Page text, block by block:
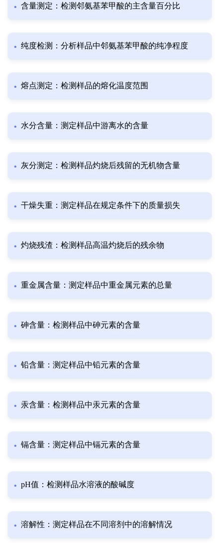
含量测定：检测邻氨基苯甲酸的主含量百分比
纯度检测：分析样品中邻氨基苯甲酸的纯净程度
熔点测定：检测样品的熔化温度范围
水分含量：测定样品中游离水的含量
灰分测定：检测样品灼烧后残留的无机物含量
干燥失重：测定样品在规定条件下的质量损失
灼烧残渣：检测样品高温灼烧后的残余物
重金属含量：测定样品中重金属元素的总量
砷含量：检测样品中砷元素的含量
铅含量：测定样品中铅元素的含量
汞含量：检测样品中汞元素的含量
镉含量：测定样品中镉元素的含量
pH值：检测样品水溶液的酸碱度
溶解性：测定样品在不同溶剂中的溶解情况